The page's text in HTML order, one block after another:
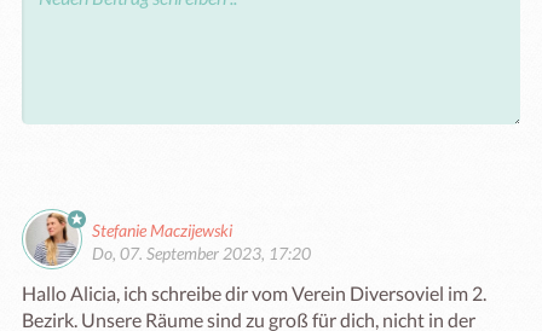
Stefanie Maczijewski
Do, 07. September 2023, 17:20
Hallo Alicia, ich schreibe dir vom Verein Diversoviel im 2.
Bezirk. Unsere Räume sind zu groß für dich, nicht in der